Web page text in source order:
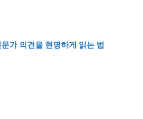
가 의견을 현명하게 읽는 법